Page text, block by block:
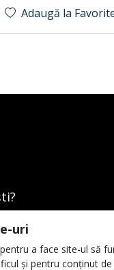
Adaugă la
uri
a face site-ul să
și pentru conținut